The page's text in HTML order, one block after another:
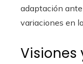
adaptación
variaciones en
Visiones